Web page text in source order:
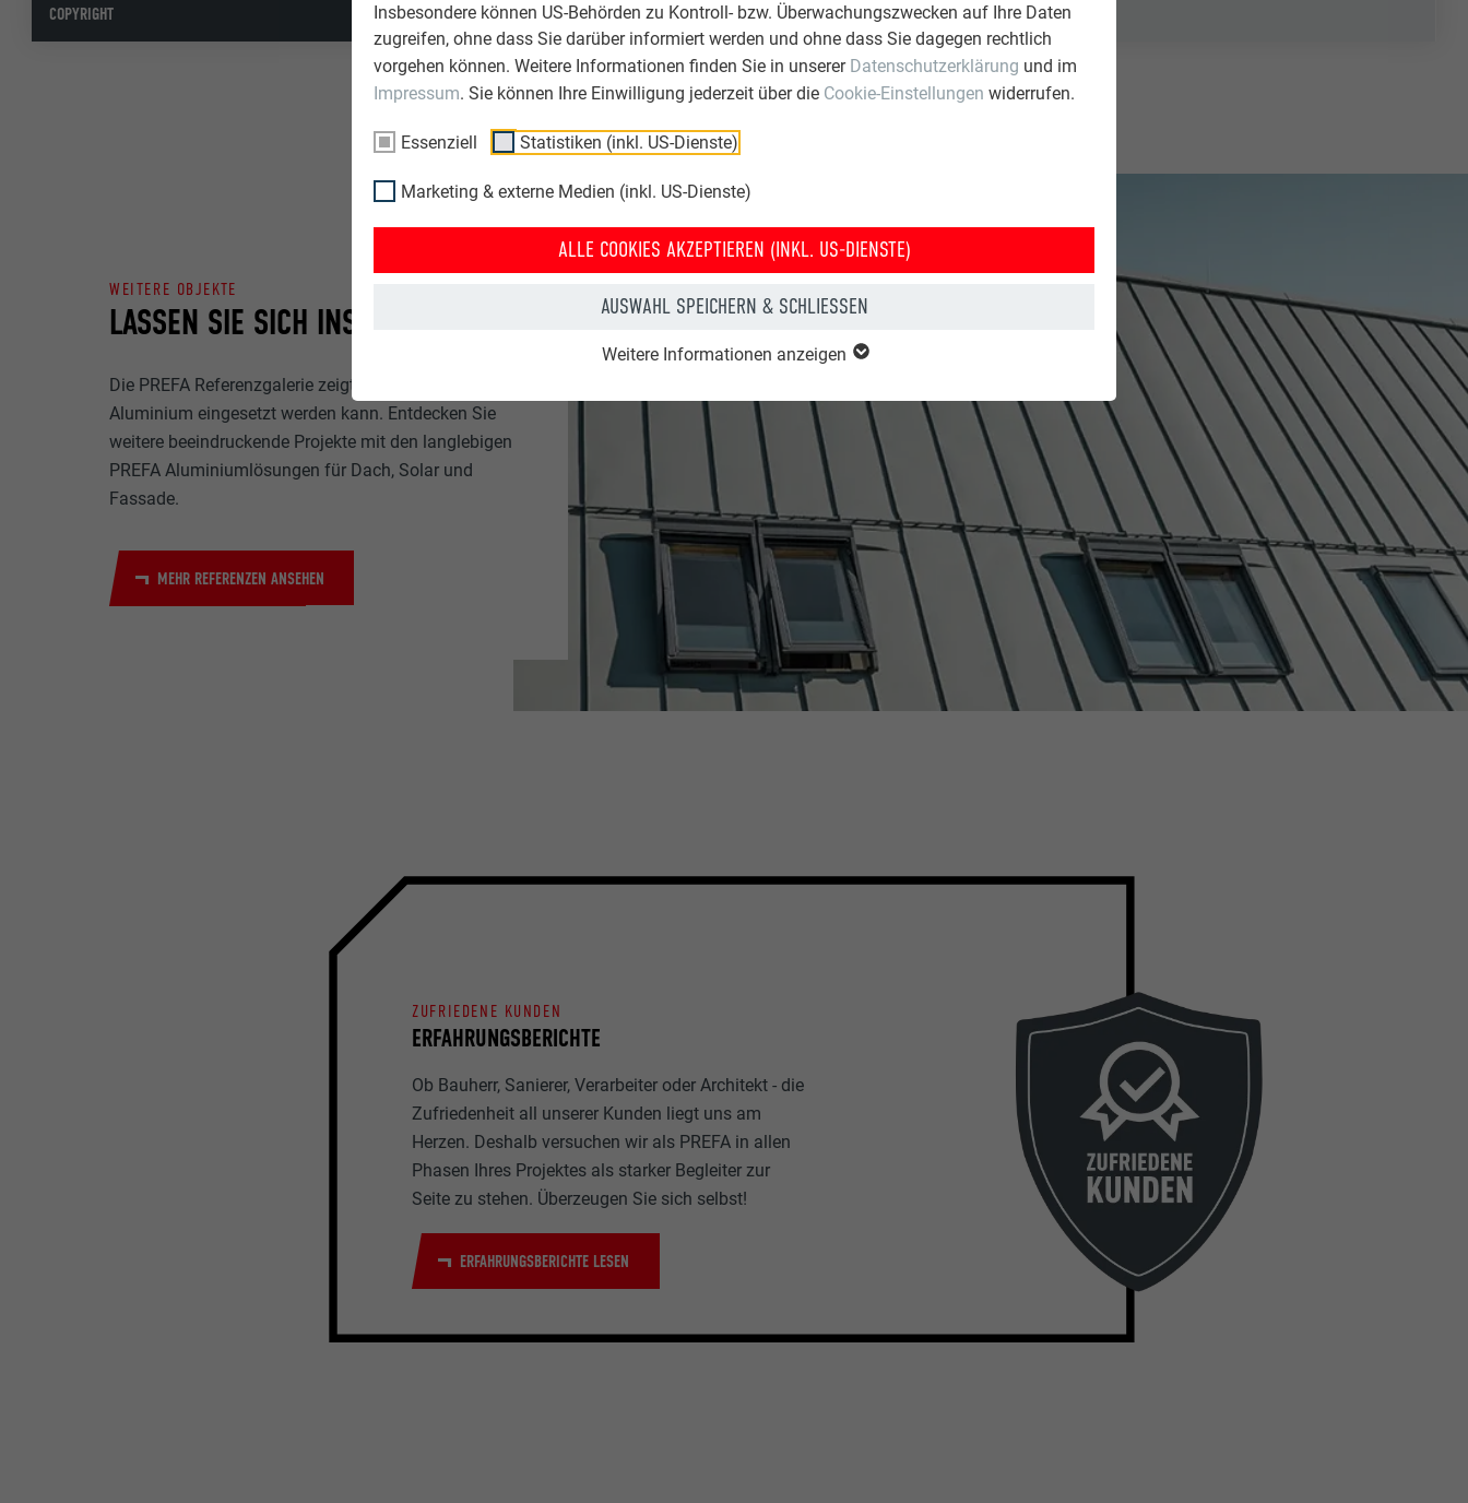
Insbesondere können US-Behörden zu Kontroll- bzw. Überwachungszwecken auf Ihre Daten
zugreifen, ohne dass Sie darüber informiert werden und ohne dass Sie dagegen rechtlich
vorgehen können. Weitere Informationen finden Sie in unserer Datenschutzerklärung und im
Impressum. Sie können Ihre Einwilligung jederzeit über die Cookie-Einstellungen widerrufen.
Essenziell Statistiken (inkl. US-Dienste)
Marketing & externe Medien (inkl. US-Dienste)
ALLE COOKIES AKZEPTIEREN (INKL. US-DIENSTE)
AUSWAHL SPEICHERN & SCHLIESSEN
Weitere Informationen anzeigen
COPYRIGHT © Paul Moore Photography
LASSEN SIE SICH INSPIRIEREN
WEITERE OBJEKTE
Die PREFA Referenzgalerie zeigt, wie vielseitig
Aluminium eingesetzt werden kann. Entdecken Sie
weitere beeindruckende Projekte mit den langlebigen
PREFA Aluminiumlösungen für Dach, Solar und
Fassade.
MEHR REFERENZEN ANSEHEN
ERFAHRUNGSBERICHTE
ZUFRIEDENE KUNDEN
Ob Bauherr, Sanierer, Verarbeiter oder Architekt - die
Zufriedenheit all unserer Kunden liegt uns am
Herzen. Deshalb versuchen wir als PREFA in allen
Phasen Ihres Projektes als starker Begleiter zur
Seite zu stehen. Überzeugen Sie sich selbst!
ERFAHRUNGSBERICHTE LESEN